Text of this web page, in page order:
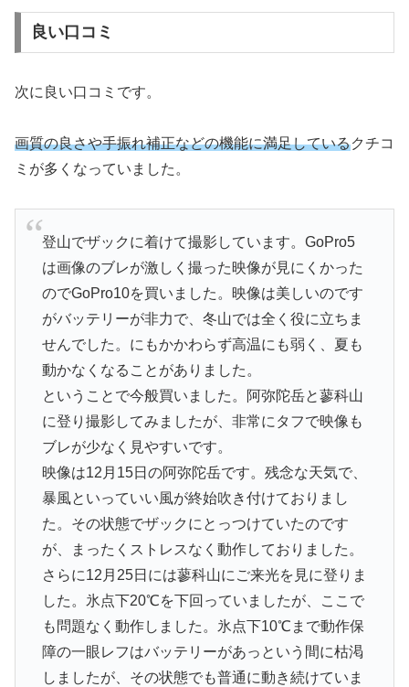
良い口コミ
次に良い口コミです。
画質の良さや手振れ補正などの機能に満足しているクチコ
ミが多くなっていました。
登山でザックに着けて撮影しています。GoPro5
は画像のブレが激しく撮った映像が見にくかった
のでGoPro10を買いました。映像は美しいのです
がバッテリーが非力で、冬山では全く役に立ちま
せんでした。にもかかわらず高温にも弱く、夏も
動かなくなることがありました。
ということで今般買いました。阿弥陀岳と蓼科山
に登り撮影してみましたが、非常にタフで映像も
ブレが少なく見やすいです。
映像は12月15日の阿弥陀岳です。残念な天気で、
暴風といっていい風が終始吹き付けておりまし
た。その状態でザックにとっつけていたのです
が、まったくストレスなく動作しておりました。
さらに12月25日には蓼科山にご来光を見に登りま
した。氷点下20℃を下回っていましたが、ここで
も問題なく動作しました。氷点下10℃まで動作保
障の一眼レフはバッテリーがあっという間に枯渇
しましたが、その状態でも普通に動き続けていま